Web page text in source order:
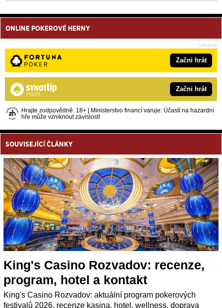
ONLINE POKEROVÉ HERNY
Začni hrát
Začni hrát
Hrajte zodpovědně. 18+ | Ministerstvo financí varuje: Účastí na hazardní
hře může vzniknout závislost!
SOUVISEJÍCÍ ČLÁNKY
King's Casino Rozvadov: recenze,
program, hotel a kontakt
King's Casino Rozvadov: aktuální program pokerových
festivalů 2026, recenze kasina, hotel, wellness, doprava